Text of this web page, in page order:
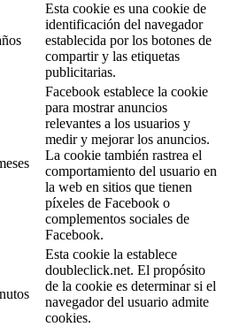
Esta cookie es una cookie de
identificación del navegador
establecida por los botones de
compartir y las etiquetas
publicitarias.
Facebook establece la cookie
para mostrar anuncios
relevantes a los usuarios y
medir y mejorar los anuncios.
La cookie también rastrea el
comportamiento del usuario en
la web en sitios que tienen
píxeles de Facebook o
complementos sociales de
Facebook.
Esta cookie la establece
doubleclick.net. El propósito
de la cookie es determinar si el
navegador del usuario admite
cookies.